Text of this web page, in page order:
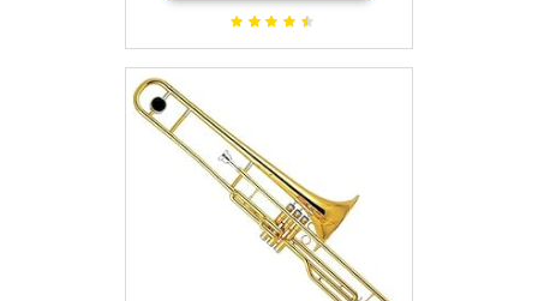
musicales para estudiantes
experimentados